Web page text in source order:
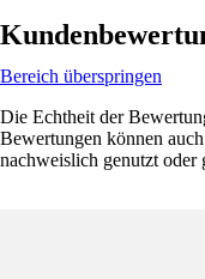
Bereich überspringen
Die Echtheit der
Bewertungen können
nachweislich genutzt oder